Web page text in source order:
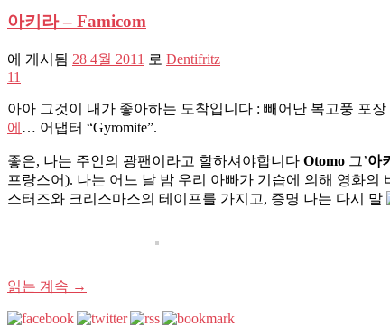
아키라 – Famicom
에 게시됨 28 4월 2011 로 Dentifritz
11
아아 그것이 내가 좋아하는 도착입니다 : 빼어난 복고풍 포
에 … 어댑터 “Gyromite”.
좋은, 나는 주인의 광팬이라고 할하셔야합니다 Otomo 그’아
프랑스어). 나는 어느 날 밤 우리 아빠가 기습에 의해 영화
스터즈와 크리스마스의 테이프를 가지고, 증명 나는 다시 말
읽는 계속 →